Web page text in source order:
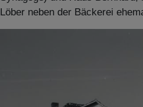
Löber neben der Bäckerei